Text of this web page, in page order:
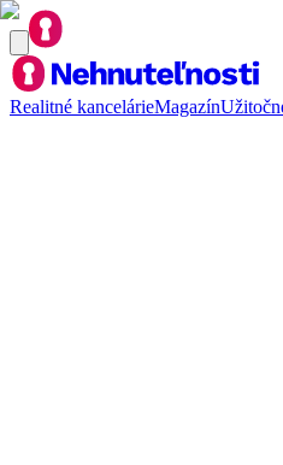
Realitné kancelárieMagazín